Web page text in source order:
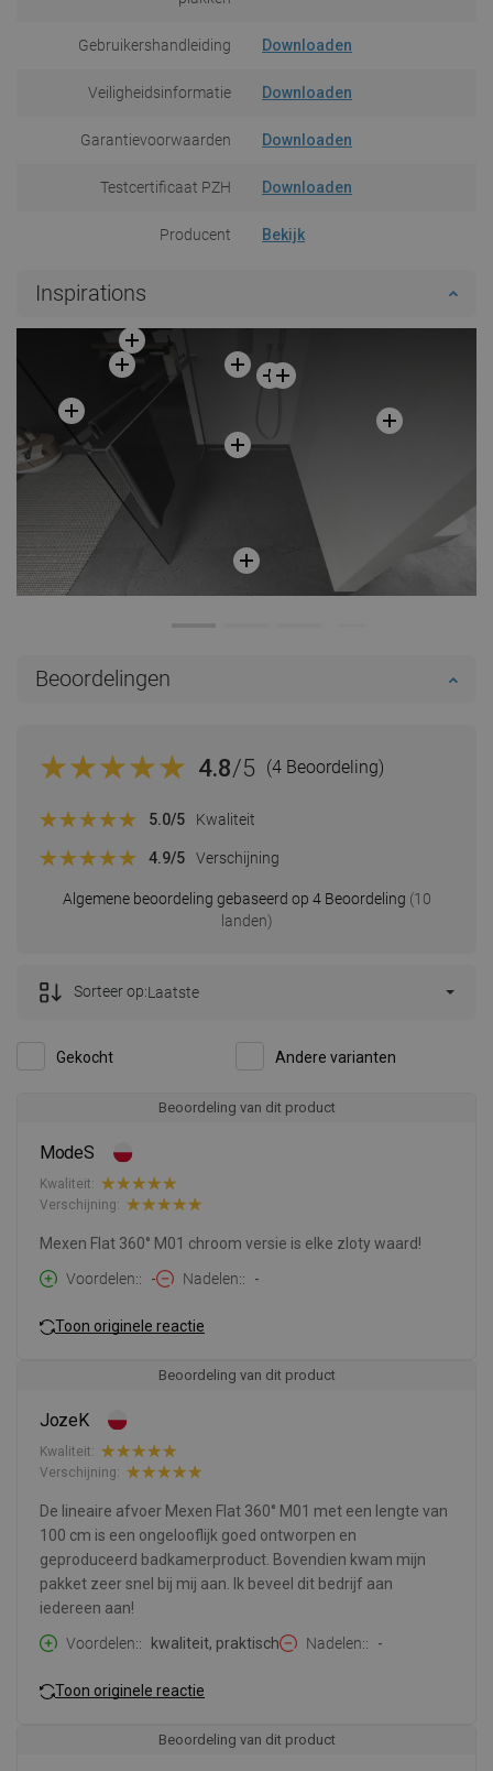
Gebruikershandleiding Downloaden
Veiligheidsinformatie Downloaden
Garantievoorwaarden Downloaden
Testcertificaat PZH Downloaden
Producent Bekijk
Inspirations
Beoordelingen
4.8/5 (4 Beoordeling)
Algemene beoordeling gebaseerd op 4 Beoordeling (10
landen)
5.0/5 Kwaliteit
4.9/5 Verschijning
Gekocht Andere varianten
Sorteer op:Laatste
Beoordeling van dit product
ModeS
Kwaliteit:
Verschijning:
Mexen Flat 360° M01 chroom versie is elke zloty waard!
Voordelen:
- Nadelen: -
Toon originele reactie
Beoordeling van dit product
JozeK
Kwaliteit:
Verschijning:
De lineaire afvoer Mexen Flat 360° M01 met een lengte van
100 cm is een ongelooflijk goed ontworpen en
geproduceerd badkamerproduct. Bovendien kwam mijn
pakket zeer snel bij mij aan. Ik beveel dit bedrijf aan
iedereen aan!
Voordelen:
kwaliteit, praktisch Nadelen: -
Toon originele reactie
Beoordeling van dit product